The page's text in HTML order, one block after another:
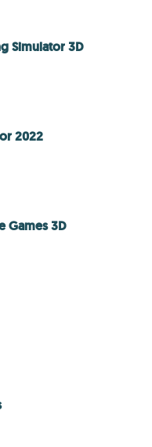
Simulator 3D
2022
Games 3D